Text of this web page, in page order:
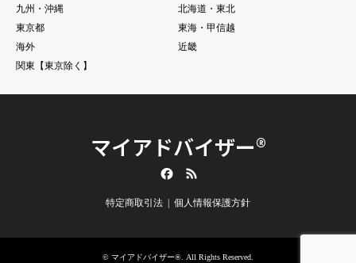
九州・沖縄
北海道・東北
東京都
東海・甲信越
海外
近畿
関東【東京除く】
マイアドバイザー®
特定商取引法 個人情報保護方針
© マイアドバイザー®. All Rights Reserved.